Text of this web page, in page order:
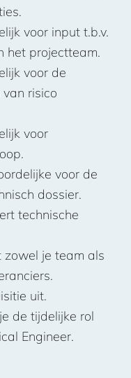
voor input t.b.v.
het projectteam.
voor de
risico
voor
voor de
dossier.
technische
zowel je team als
uit.
de tijdelijke rol
Engineer.